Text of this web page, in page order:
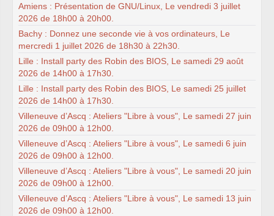
Amiens : Présentation de GNU/Linux, Le vendredi 3 juillet
2026 de 18h00 à 20h00.
Bachy : Donnez une seconde vie à vos ordinateurs, Le
mercredi 1 juillet 2026 de 18h30 à 22h30.
Lille : Install party des Robin des BIOS, Le samedi 29 août
2026 de 14h00 à 17h30.
Lille : Install party des Robin des BIOS, Le samedi 25 juillet
2026 de 14h00 à 17h30.
Villeneuve d’Ascq : Ateliers "Libre à vous", Le samedi 27 juin
2026 de 09h00 à 12h00.
Villeneuve d’Ascq : Ateliers "Libre à vous", Le samedi 6 juin
2026 de 09h00 à 12h00.
Villeneuve d’Ascq : Ateliers "Libre à vous", Le samedi 20 juin
2026 de 09h00 à 12h00.
Villeneuve d’Ascq : Ateliers "Libre à vous", Le samedi 13 juin
2026 de 09h00 à 12h00.